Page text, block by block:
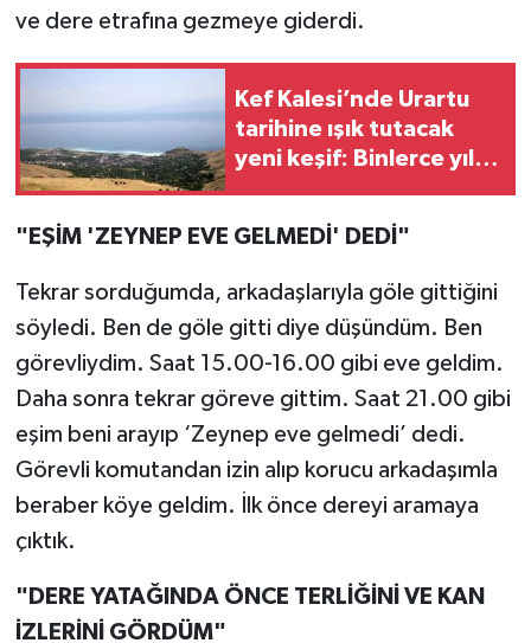
ve dere etrafına gezmeye giderdi.
Kef Kalesi’nde Urartu
tarihine ışık tutacak
yeni keşif: Binlerce yıllık
çıkarılıyor!
"EŞİM 'ZEYNEP EVE GELMEDİ' DEDİ"
Tekrar sorduğumda, arkadaşlarıyla göle gittiğini
söyledi. Ben de göle gitti diye düşündüm. Ben
görevliydim. Saat 15.00-16.00 gibi eve geldim.
Daha sonra tekrar göreve gittim. Saat 21.00 gibi
eşim beni arayıp ‘Zeynep eve gelmedi’ dedi.
Görevli komutandan izin alıp korucu arkadaşımla
beraber köye geldim. İlk önce dereyi aramaya
çıktık.
"DERE YATAĞINDA ÖNCE TERLİĞİNİ VE KAN
İZLERİNİ GÖRDÜM"